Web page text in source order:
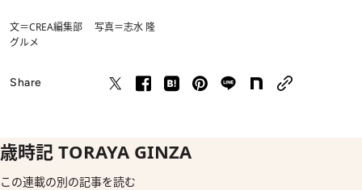
文＝CREA編集部 写真＝志水 隆
グルメ
Share
歳時記 TORAYA GINZA
この連載の別の記事を読む